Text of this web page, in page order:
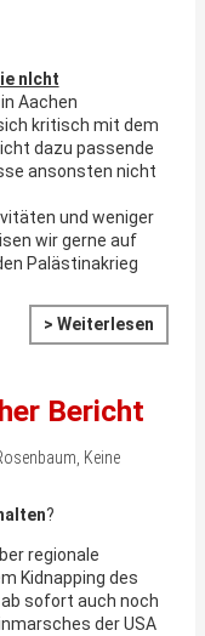
nlcht
Aachen
kritisch mit dem
dazu passende
ansonsten nicht
und weniger
wir gerne auf
Palästinakrieg
> Weiterlesen
Bericht
Keine
?
regionale
Kidnapping des
sofort auch noch
der USA